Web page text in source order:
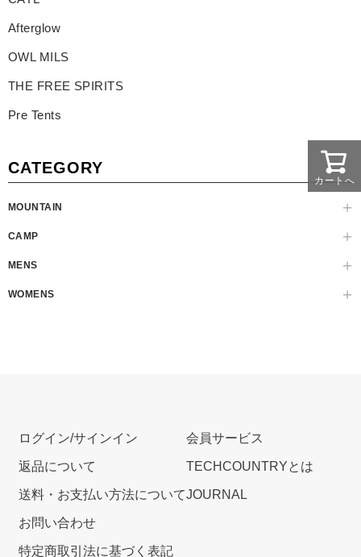
Afterglow
OWL MILS
THE FREE SPIRITS
Pre Tents
CATEGORY
MOUNTAIN
CAMP
MENS
WOMENS
カートへ
ログイン/サインイン
返品について
送料・お支払い方法について
お問い合わせ
特定商取引法に基づく表記
会員サービス
TECHCOUNTRYとは
JOURNAL